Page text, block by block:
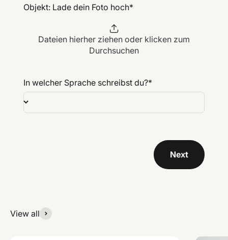
Objekt: Lade dein Foto hoch*
Dateien hierher ziehen oder klicken zum
Durchsuchen
In welcher Sprache schreibst du?*
Next
View all